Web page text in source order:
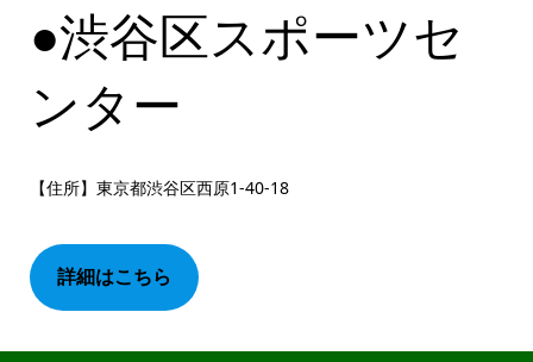
●渋谷区スポーツセ
ンター
【住所】東京都渋谷区西原1‐40‐18
詳細はこちら